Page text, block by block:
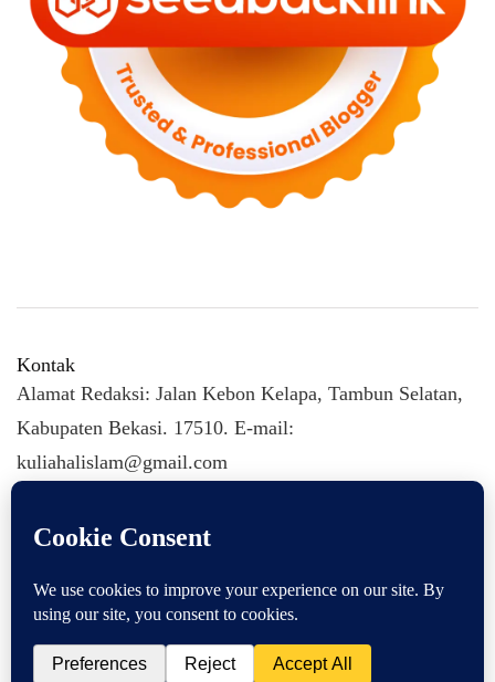
Kontak
Alamat Redaksi: Jalan Kebon Kelapa, Tambun Selatan,
Kabupaten Bekasi. 17510. E-mail:
kuliahalislam@gmail.com
KULIAHALISLAM.COM Copyright (C) 2026